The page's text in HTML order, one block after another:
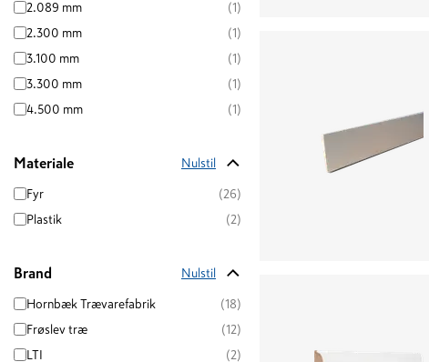
2.089 mm
(1)
2.300 mm
(1)
3.100 mm
(1)
3.300 mm
(1)
4.500 mm
(1)
Materiale Nulstil
Fyr
(26)
Plastik
(2)
Brand Nulstil
Hornbæk Trævarefabrik
(18)
Frøslev træ
(12)
LTI
(2)